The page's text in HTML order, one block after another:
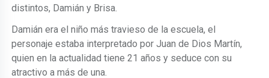
distintos, Damián y Brisa.
Damián era el niño más travieso de la escuela, el
personaje estaba interpretado por Juan de Dios Martín,
quien en la actualidad tiene 21 años y seduce con su
atractivo a más de una.